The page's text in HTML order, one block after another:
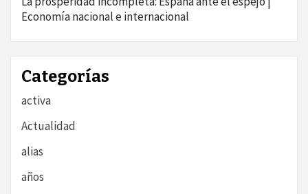
Economía nacional e internacional
Categorías
activa
Actualidad
alias
años